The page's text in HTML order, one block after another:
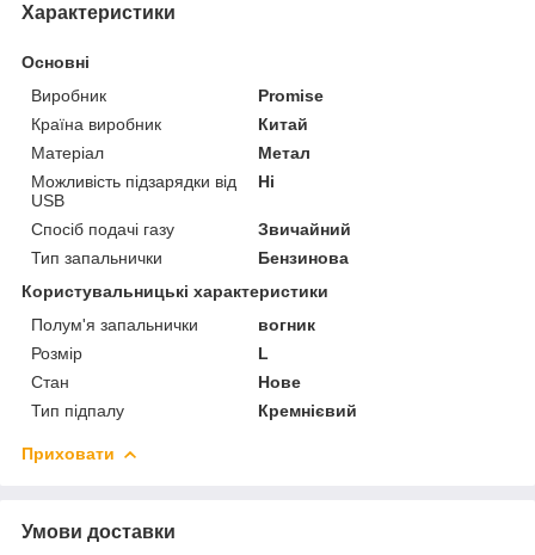
Характеристики
Основні
Виробник
Promise
Країна виробник
Китай
Матеріал
Метал
Можливість підзарядки від
USB
Ні
Спосіб подачі газу
Звичайний
Тип запальнички
Бензинова
Користувальницькі характеристики
Полум'я запальнички
вогник
Розмір
L
Стан
Нове
Тип підпалу
Кремнієвий
Приховати
Умови доставки